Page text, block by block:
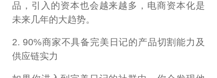
品，引入的资本也会越来越多，电商资本化是
未来几年的大趋势。
2. 90%商家不具备完美日记的产品切割能力及
供应链实力